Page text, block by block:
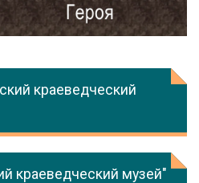
краеведческий
краеведческий музей"